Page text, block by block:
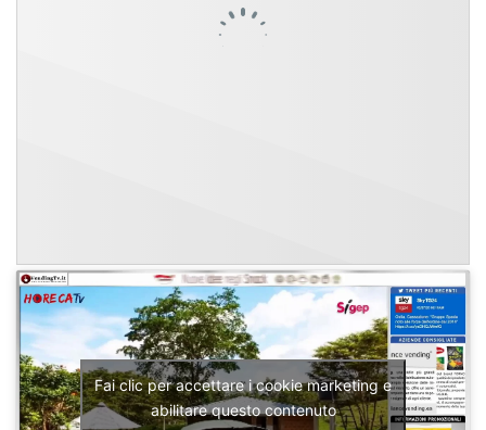
Fai clic per accettare i cookie marketing e
abilitare questo contenuto